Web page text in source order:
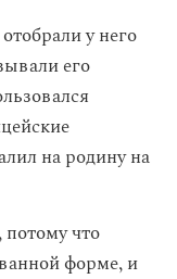
у него
его
на родину на
, потому что
форме, и